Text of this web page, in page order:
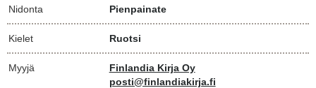
Nidonta Pienpainate
Kielet Ruotsi
Myyjä
Finlandia Kirja Oy
posti@finlandiakirja.fi